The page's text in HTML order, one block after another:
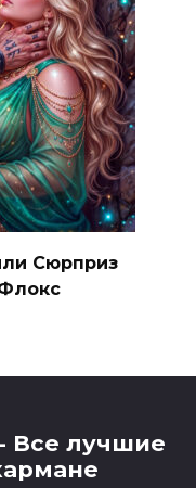
Сюрприз
Все лучшие